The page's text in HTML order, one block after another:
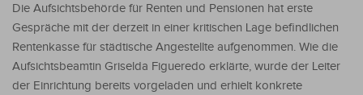
Die Aufsichtsbehörde für Renten und Pensionen hat erste
Gespräche mit der derzeit in einer kritischen Lage befindlichen
Rentenkasse für städtische Angestellte aufgenommen. Wie die
Aufsichtsbeamtin Griselda Figueredo erklärte, wurde der Leiter
der Einrichtung bereits vorgeladen und erhielt konkrete